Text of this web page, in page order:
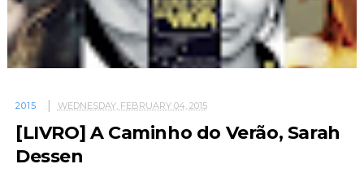
2015 WEDNESDAY, FEBRUARY 04, 2015
[LIVRO] A Caminho do Verão, Sarah
Dessen